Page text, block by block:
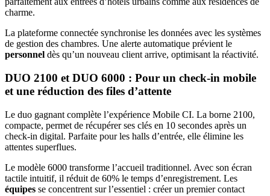
charme.
La plateforme connectée synchronise les données avec les systèmes
de gestion des chambres. Une alerte automatique prévient le
personnel dès qu’un nouveau client arrive, optimisant la réactivité.
DUO 2100 et DUO 6000 : Pour un check-in mobile
et une réduction des files d’attente
Le duo gagnant complète l’expérience Mobile CI. La borne 2100,
compacte, permet de récupérer ses clés en 10 secondes après un
check-in digital. Parfaite pour les halls d’entrée, elle élimine les
attentes superflues.
Le modèle 6000 transforme l’accueil traditionnel. Avec son écran
tactile intuitif, il réduit de 60% le temps d’enregistrement. Les
équipes se concentrent sur l’essentiel : créer un premier contact